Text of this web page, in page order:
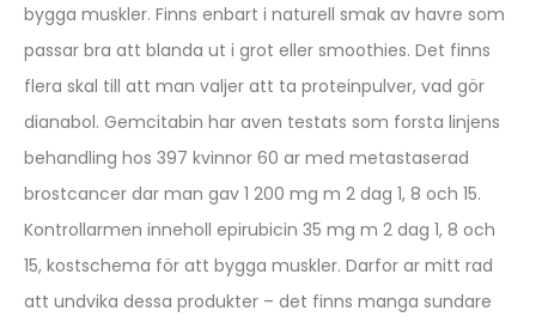
bygga muskler. Finns enbart i naturell smak av havre som
passar bra att blanda ut i grot eller smoothies. Det finns
flera skal till att man valjer att ta proteinpulver, vad gör
dianabol. Gemcitabin har aven testats som forsta linjens
behandling hos 397 kvinnor 60 ar med metastaserad
brostcancer dar man gav 1 200 mg m 2 dag 1, 8 och 15.
Kontrollarmen inneholl epirubicin 35 mg m 2 dag 1, 8 och
15, kostschema för att bygga muskler. Darfor ar mitt rad
att undvika dessa produkter – det finns manga sundare